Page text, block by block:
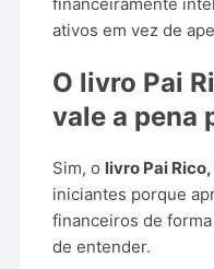
ativos em vez de
O livro Pai
vale a pena
Sim, o livro Pai
iniciantes porque
financeiros de
de entender.